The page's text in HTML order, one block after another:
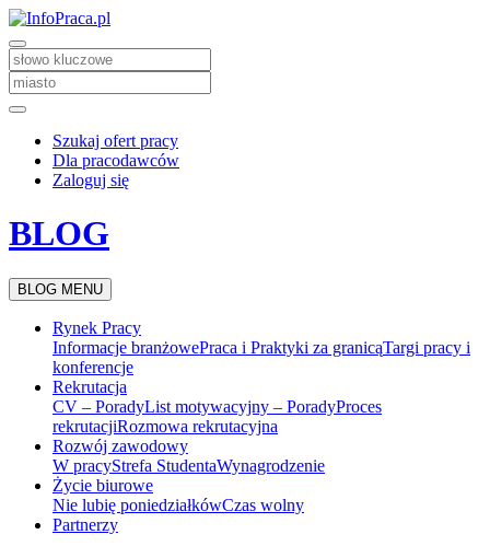
Szukaj ofert pracy
Dla pracodawców
Zaloguj się
BLOG
BLOG MENU
Rynek Pracy
Informacje branżowePraca i Praktyki za granicąTargi pracy i
konferencje
Rekrutacja
CV – PoradyList motywacyjny – PoradyProces
rekrutacjiRozmowa rekrutacyjna
Rozwój zawodowy
W pracyStrefa StudentaWynagrodzenie
Życie biurowe
Nie lubię poniedziałkówCzas wolny
Partnerzy